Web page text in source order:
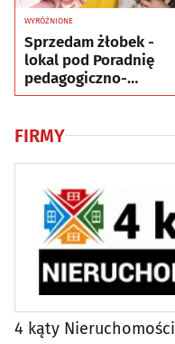
WYRÓŻNIONE
Sprzedam żłobek -
lokal pod Poradnię
pedagogiczno-
psychologiczną lub
FIRMY
4 kąty Nieruchomości